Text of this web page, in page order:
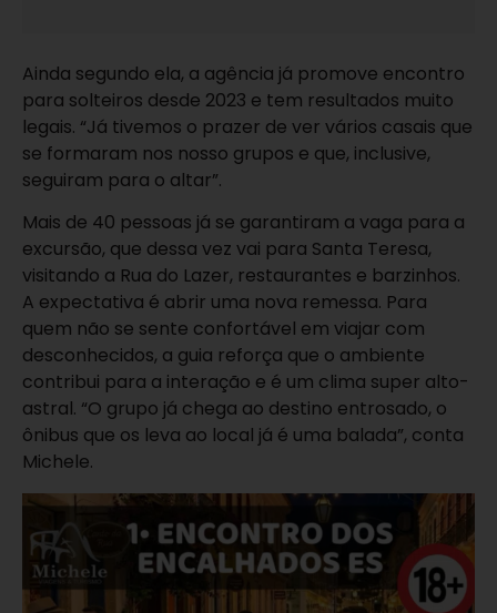
Ainda segundo ela, a agência já promove encontro
para solteiros desde 2023 e tem resultados muito
legais. “Já tivemos o prazer de ver vários casais que
se formaram nos nosso grupos e que, inclusive,
seguiram para o altar”.
Mais de 40 pessoas já se garantiram a vaga para a
excursão, que dessa vez vai para Santa Teresa,
visitando a Rua do Lazer, restaurantes e barzinhos.
A expectativa é abrir uma nova remessa. Para
quem não se sente confortável em viajar com
desconhecidos, a guia reforça que o ambiente
contribui para a interação e é um clima super alto-
astral. “O grupo já chega ao destino entrosado, o
ônibus que os leva ao local já é uma balada”, conta
Michele.